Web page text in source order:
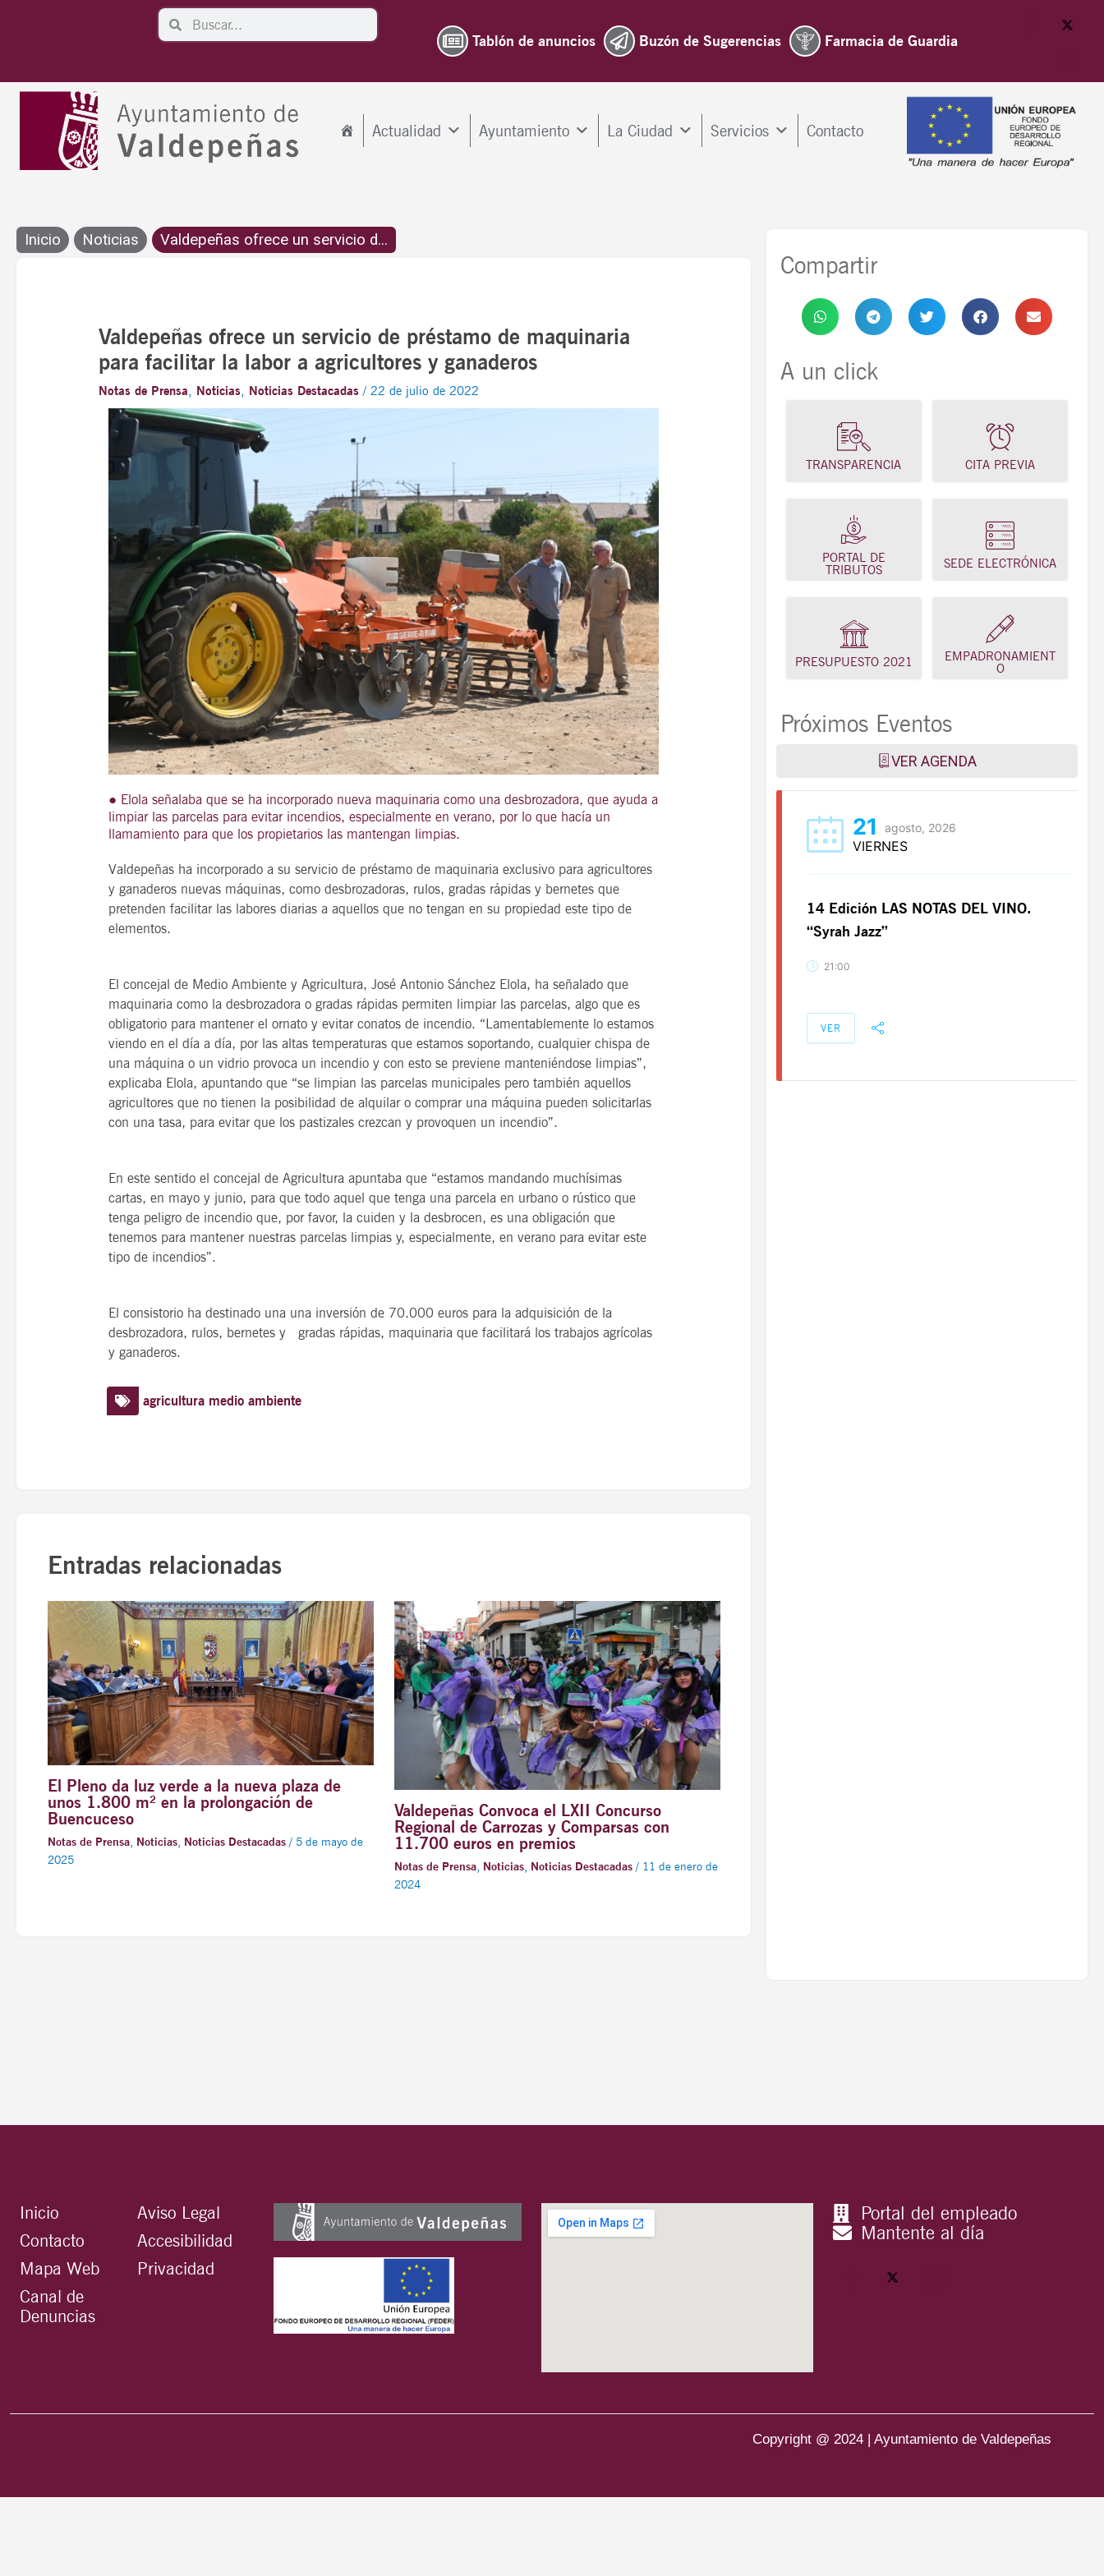
SearchSearch
Tablón de anuncios Buzón de Sugerencias Farmacia de Guardia
Actualidad Ayuntamiento La Ciudad Servicios Contacto
Inicio Noticias Valdepeñas ofrece un servicio d...
Valdepeñas ofrece un servicio de préstamo de maquinaria
para facilitar la labor a agricultores y ganaderos
Notas de Prensa, Noticias, Noticias Destacadas /22 de julio de 2022
● Elola señalaba que se ha incorporado nueva maquinaria como una desbrozadora, que ayuda a
limpiar las parcelas para evitar incendios, especialmente en verano, por lo que hacía un
llamamiento para que los propietarios las mantengan limpias.
Valdepeñas ha incorporado a su servicio de préstamo de maquinaria exclusivo para agricultores
y ganaderos nuevas máquinas, como desbrozadoras, rulos, gradas rápidas y bernetes que
pretenden facilitar las labores diarias a aquellos que no tengan en su propiedad este tipo de
elementos.
El concejal de Medio Ambiente y Agricultura, José Antonio Sánchez Elola, ha señalado que
maquinaria como la desbrozadora o gradas rápidas permiten limpiar las parcelas, algo que es
obligatorio para mantener el ornato y evitar conatos de incendio. “Lamentablemente lo estamos
viendo en el día a día, por las altas temperaturas que estamos soportando, cualquier chispa de
una máquina o un vidrio provoca un incendio y con esto se previene manteniéndose limpias”,
explicaba Elola, apuntando que “se limpian las parcelas municipales pero también aquellos
agricultores que no tienen la posibilidad de alquilar o comprar una máquina pueden solicitarlas
con una tasa, para evitar que los pastizales crezcan y provoquen un incendio”.
En este sentido el concejal de Agricultura apuntaba que “estamos mandando muchísimas
cartas, en mayo y junio, para que todo aquel que tenga una parcela en urbano o rústico que
tenga peligro de incendio que, por favor, la cuiden y la desbrocen, es una obligación que
tenemos para mantener nuestras parcelas limpias y, especialmente, en verano para evitar este
tipo de incendios”.
El consistorio ha destinado una una inversión de 70.000 euros para la adquisición de la
desbrozadora, rulos, bernetes y gradas rápidas, maquinaria que facilitará los trabajos agrícolas
y ganaderos.
agricultura medio ambiente
Entradas relacionadas
El Pleno da luz verde a la nueva plaza de
unos 1.800 m² en la prolongación de
Buencuceso
Notas de Prensa, Noticias, Noticias Destacadas/ 5 de mayo de
2025
Valdepeñas Convoca el LXII Concurso
Regional de Carrozas y Comparsas con
11.700 euros en premios
Notas de Prensa, Noticias, Noticias Destacadas/ 11 de enero de
2024
Compartir
A un click
TRANSPARENCIA CITA PREVIA
PORTAL DE
TRIBUTOS
SEDE ELECTRÓNICA
PRESUPUESTO 2021
EMPADRONAMIENT
O
Próximos Eventos
VER AGENDA
21 agosto, 2026
VIERNES
14 Edición LAS NOTAS DEL VINO.
VER
21
14 Edición LAS NOTAS DEL VINO.
VER
21 agosto, 2026
VIERNES
14 Edición LAS NOTAS DEL VINO.
“Syrah Jazz”
21:00
VER
Inicio
Contacto
Mapa Web
Canal de
Denuncias
Aviso Legal
Accesibilidad
Privacidad
Portal del empleado
Mantente al día
Copyright @ 2024 | Ayuntamiento de Valdepeñas